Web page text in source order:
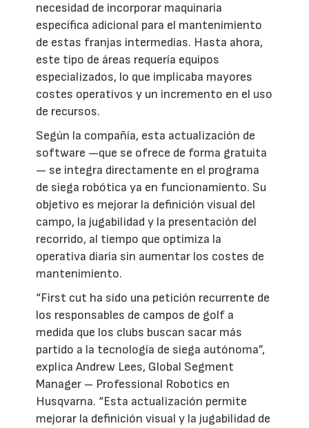
necesidad de incorporar maquinaria
específica adicional para el mantenimiento
de estas franjas intermedias. Hasta ahora,
este tipo de áreas requería equipos
especializados, lo que implicaba mayores
costes operativos y un incremento en el uso
de recursos.
Según la compañía, esta actualización de
software —que se ofrece de forma gratuita
— se integra directamente en el programa
de siega robótica ya en funcionamiento. Su
objetivo es mejorar la definición visual del
campo, la jugabilidad y la presentación del
recorrido, al tiempo que optimiza la
operativa diaria sin aumentar los costes de
mantenimiento.
“First cut ha sido una petición recurrente de
los responsables de campos de golf a
medida que los clubs buscan sacar más
partido a la tecnología de siega autónoma”,
explica Andrew Lees, Global Segment
Manager – Professional Robotics en
Husqvarna. “Esta actualización permite
mejorar la definición visual y la jugabilidad de